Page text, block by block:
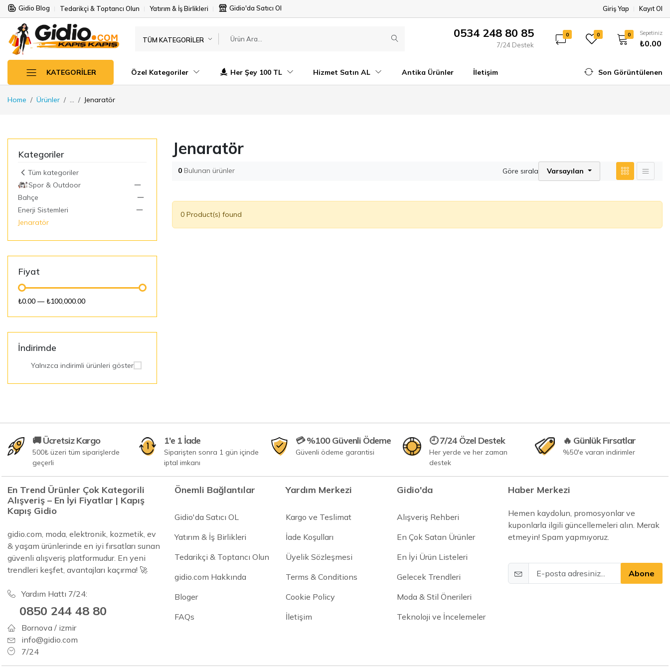
Gidio Blog Tedarikçi & Toptancı Olun Yatırım & İş Birlikleri Gidio'da Satıcı Ol Giriş Yap Kayıt Ol
TÜM KATEGORILER 0534 248 80 85
7/24 Destek
0 0 0 Sepetiniz
₺0.00
KATEGORILER Özel Kategoriler Her Şey 100 TL Hizmet Satın AL Antika Ürünler İletişim Son Görüntülenen
Home Ürünler Jenaratör
Kategoriler
Tüm kategoriler
Spor & Outdoor
Bahçe
Enerji Sistemleri
Jenaratör
Fiyat
₺0.00 —₺100,000.00
İndirimde
Yalnızca indirimli ürünleri göster
Jenaratör
0 Bulunan ürünler Göre sırala Varsayılan
0 Product(s) found
🚚 Ücretsiz Kargo
500₺ üzeri tüm siparişlerde
geçerli
1'e 1 İade
Siparişten sonra 1 gün içinde
iptal imkanı
💳 %100 Güvenli Ödeme
Güvenli ödeme garantisi
🕘 7/24 Özel Destek
Her yerde ve her zaman
destek
🔥 Günlük Fırsatlar
%50'e varan indirimler
En Trend Ürünler Çok Kategorili
Alışveriş – En İyi Fiyatlar | Kapış
Kapış Gidio
gidio.com, moda, elektronik, kozmetik, ev
& yaşam ürünlerinde en iyi fırsatları sunan
güvenli alışveriş platformudur. En yeni
trendleri keşfet, avantajları kaçırma! 🚀
Yardım Hattı 7/24:
0850 244 48 80
Bornova / izmir
info@gidio.com
7/24
Önemli Bağlantılar
Gidio'da Satıcı OL
Yatırım & İş Birlikleri
Tedarikçi & Toptancı Olun
gidio.com Hakkında
Bloger
FAQs
Yardım Merkezi
Kargo ve Teslimat
İade Koşulları
Üyelik Sözleşmesi
Terms & Conditions
Cookie Policy
İletişim
Gidio'da
Alışveriş Rehberi
En Çok Satan Ürünler
En İyi Ürün Listeleri
Gelecek Trendleri
Moda & Stil Önerileri
Teknoloji ve İncelemeler
Haber Merkezi
Hemen kaydolun, promosyonlar ve
kuponlarla ilgili güncellemeleri alın. Merak
etmeyin! Spam yapmıyoruz.
Abone